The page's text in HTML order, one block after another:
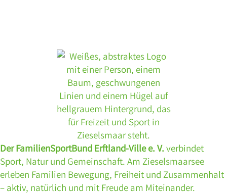
Der FamilienSportBund Erftland-Ville e. V. verbindet
Sport, Natur und Gemeinschaft. Am Zieselsmaarsee
erleben Familien Bewegung, Freiheit und Zusammenhalt
– aktiv, natürlich und mit Freude am Miteinander.